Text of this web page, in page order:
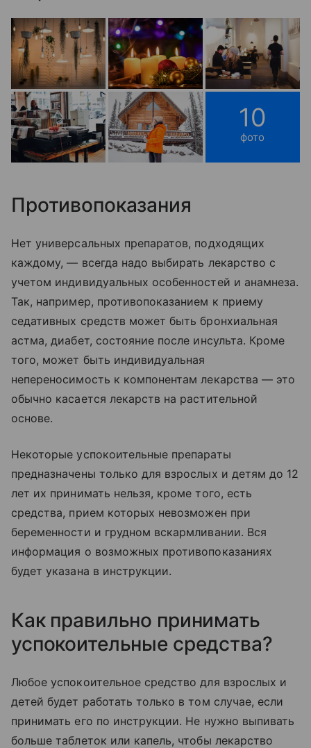
10
фото
Противопоказания
Нет универсальных препаратов, подходящих
каждому, — всегда надо выбирать лекарство с
учетом индивидуальных особенностей и анамнеза.
Так, например, противопоказанием к приему
седативных средств может быть бронхиальная
астма, диабет, состояние после инсульта. Кроме
того, может быть индивидуальная
непереносимость к компонентам лекарства — это
обычно касается лекарств на растительной
основе.
Некоторые успокоительные препараты
предназначены только для взрослых и детям до 12
лет их принимать нельзя, кроме того, есть
средства, прием которых невозможен при
беременности и грудном вскармливании. Вся
информация о возможных противопоказаниях
будет указана в инструкции.
Как правильно принимать
успокоительные средства?
Любое успокоительное средство для взрослых и
детей будет работать только в том случае, если
принимать его по инструкции. Не нужно выпивать
больше таблеток или капель, чтобы лекарство